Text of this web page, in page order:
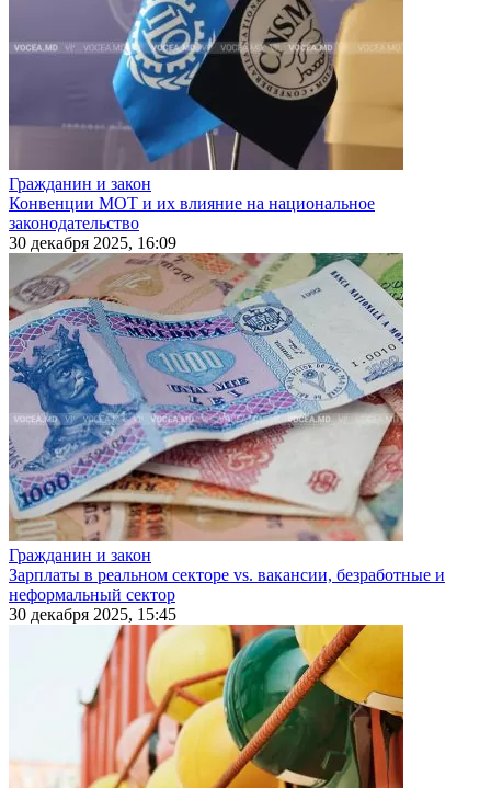
Гражданин и закон
Конвенции МОТ и их влияние на национальное
законодательство
30 декабря 2025, 16:09
Гражданин и закон
Зарплаты в реальном секторе vs. вакансии, безработные и
неформальный сектор
30 декабря 2025, 15:45